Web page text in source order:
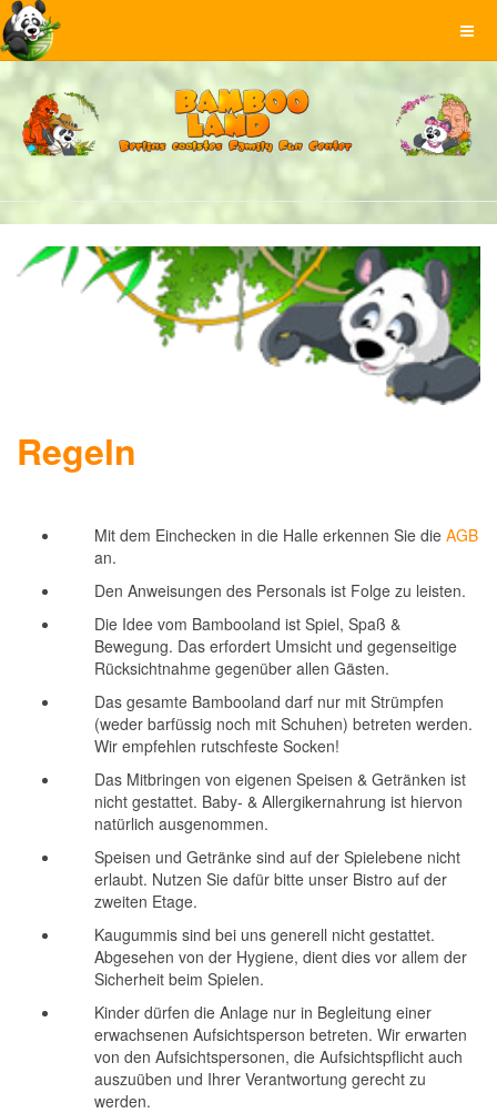
Regeln
Mit dem Einchecken in die Halle erkennen Sie die AGB
an.
Den Anweisungen des Personals ist Folge zu leisten.
Die Idee vom Bambooland ist Spiel, Spaß &
Bewegung. Das erfordert Umsicht und gegenseitige
Rücksichtnahme gegenüber allen Gästen.
Das gesamte Bambooland darf nur mit Strümpfen
(weder barfüssig noch mit Schuhen) betreten werden.
Wir empfehlen rutschfeste Socken!
Das Mitbringen von eigenen Speisen & Getränken ist
nicht gestattet. Baby- & Allergikernahrung ist hiervon
natürlich ausgenommen.
Speisen und Getränke sind auf der Spielebene nicht
erlaubt. Nutzen Sie dafür bitte unser Bistro auf der
zweiten Etage.
Kaugummis sind bei uns generell nicht gestattet.
Abgesehen von der Hygiene, dient dies vor allem der
Sicherheit beim Spielen.
Kinder dürfen die Anlage nur in Begleitung einer
erwachsenen Aufsichtsperson betreten. Wir erwarten
von den Aufsichtspersonen, die Aufsichtspflicht auch
auszuüben und Ihrer Verantwortung gerecht zu
werden.